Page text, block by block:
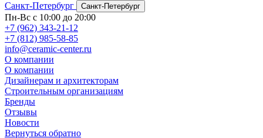
Санкт-Петербург
Санкт-Петербург
Пн-Вс с 10:00 до 20:00
+7 (962) 343-21-12
+7 (812) 985-58-85
info@ceramic-center.ru
О компании
О компании
Дизайнерам и архитекторам
Строительным организациям
Бренды
Отзывы
Новости
Вернуться обратно